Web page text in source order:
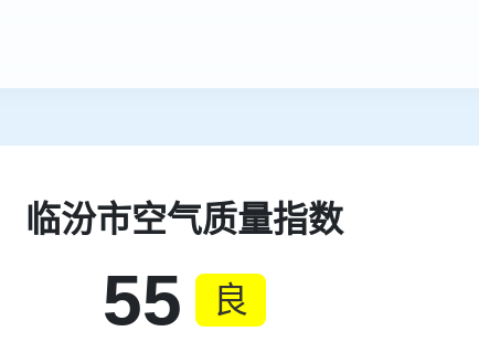
临汾市空气质量指数
55 良